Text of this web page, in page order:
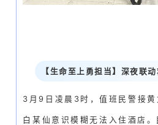
【生命至上勇担当】深夜联
3月9日凌晨3时，值班民警接
白某仙意识模糊无法入住酒店。